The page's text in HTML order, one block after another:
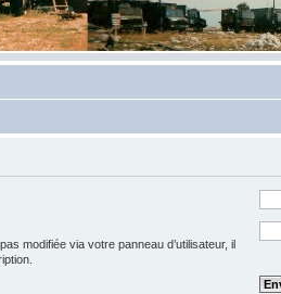
modifiée via votre panneau d’utilisateur, il